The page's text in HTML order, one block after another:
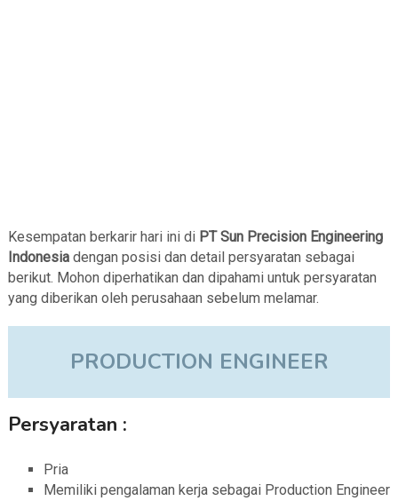
Kesempatan berkarir hari ini di PT Sun Precision Engineering
Indonesia dengan posisi dan detail persyaratan sebagai
berikut. Mohon diperhatikan dan dipahami untuk persyaratan
yang diberikan oleh perusahaan sebelum melamar.
PRODUCTION ENGINEER
Persyaratan :
Pria
Memiliki pengalaman kerja sebagai Production Engineer